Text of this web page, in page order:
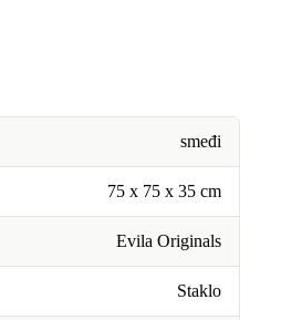
smeđi
75 x 75 x 35 cm
Evila Originals
Staklo